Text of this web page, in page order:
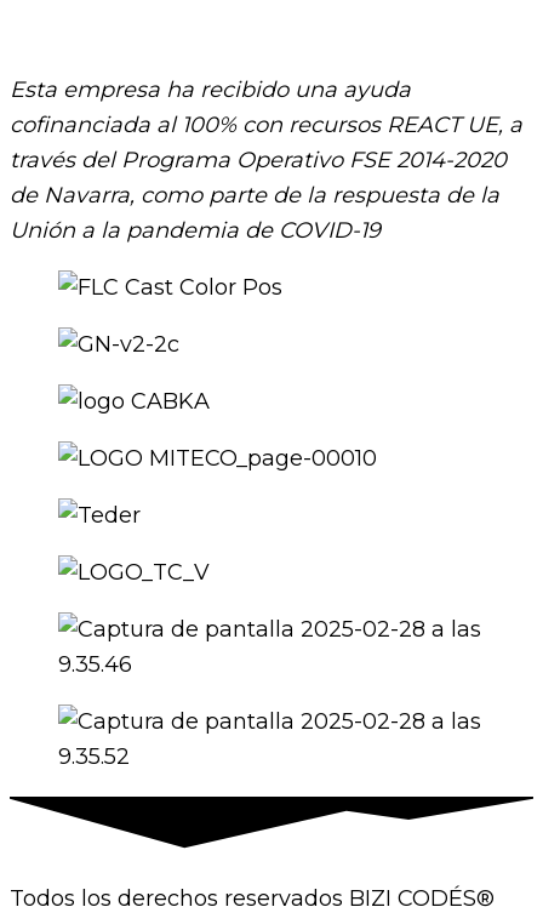
Esta empresa ha recibido una ayuda
cofinanciada al 100% con recursos REACT UE, a
través del Programa Operativo FSE 2014-2020
de Navarra, como parte de la respuesta de la
Unión a la pandemia de COVID-19
Todos los derechos reservados BIZI CODÉS®